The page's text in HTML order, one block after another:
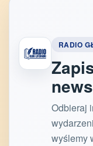
RADIO
Odbieraj
wyślemy